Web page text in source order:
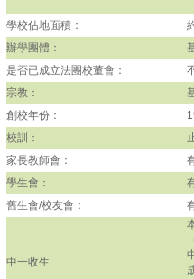
學校佔地面積：
辦學團體：
是否已成立法團校董會：
宗教：
創校年份：
校訓：
家長教師會：
學生會：
舊生會/校友會：
中一收生